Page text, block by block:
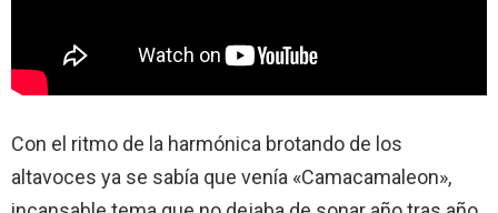
Con el ritmo de la harmónica brotando de los
altavoces ya se sabía que venía «Camacamaleon»,